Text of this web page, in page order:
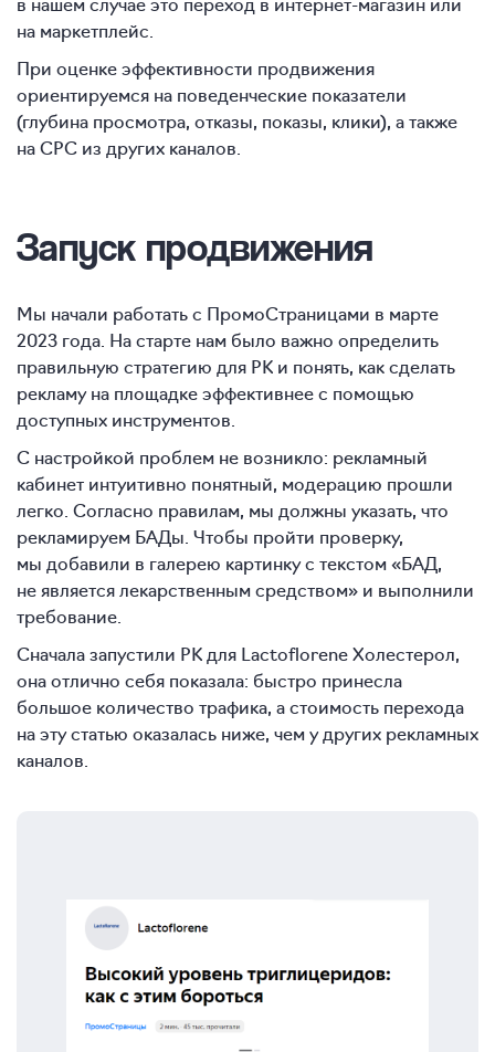
на маркетплейс.
При оценке эффективности продвижения
ориентируемся на поведенческие показатели
(глубина просмотра, отказы, показы, клики), а также
на CPC из других каналов.
Запуск продвижения
Мы начали работать с ПромоСтраницами в марте
2023 года. На старте нам было важно определить
правильную стратегию для РК и понять, как сделать
рекламу на площадке эффективнее с помощью
доступных инструментов.
С настройкой проблем не возникло: рекламный
кабинет интуитивно понятный, модерацию прошли
легко. Согласно правилам, мы должны указать, что
рекламируем БАДы. Чтобы пройти проверку,
мы добавили в галерею картинку с текстом «БАД,
не является лекарственным средством» и выполнили
требование.
Сначала запустили РК для Lactoflorene Холестерол,
она отлично себя показала: быстро принесла
большое количество трафика, а стоимость перехода
на эту статью оказалась ниже, чем у других рекламных
каналов.